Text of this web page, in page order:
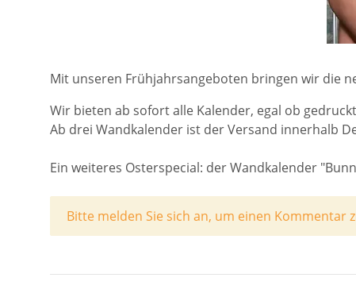
Mit unseren Frühjahrsangeboten bringen wir die
Wir bieten ab sofort alle Kalender, egal ob
Ab drei Wandkalender ist der Versand innerhalb
Ein weiteres Osterspecial: der Wandkalender
x
Bitte melden Sie sich an, um einen Kommentar